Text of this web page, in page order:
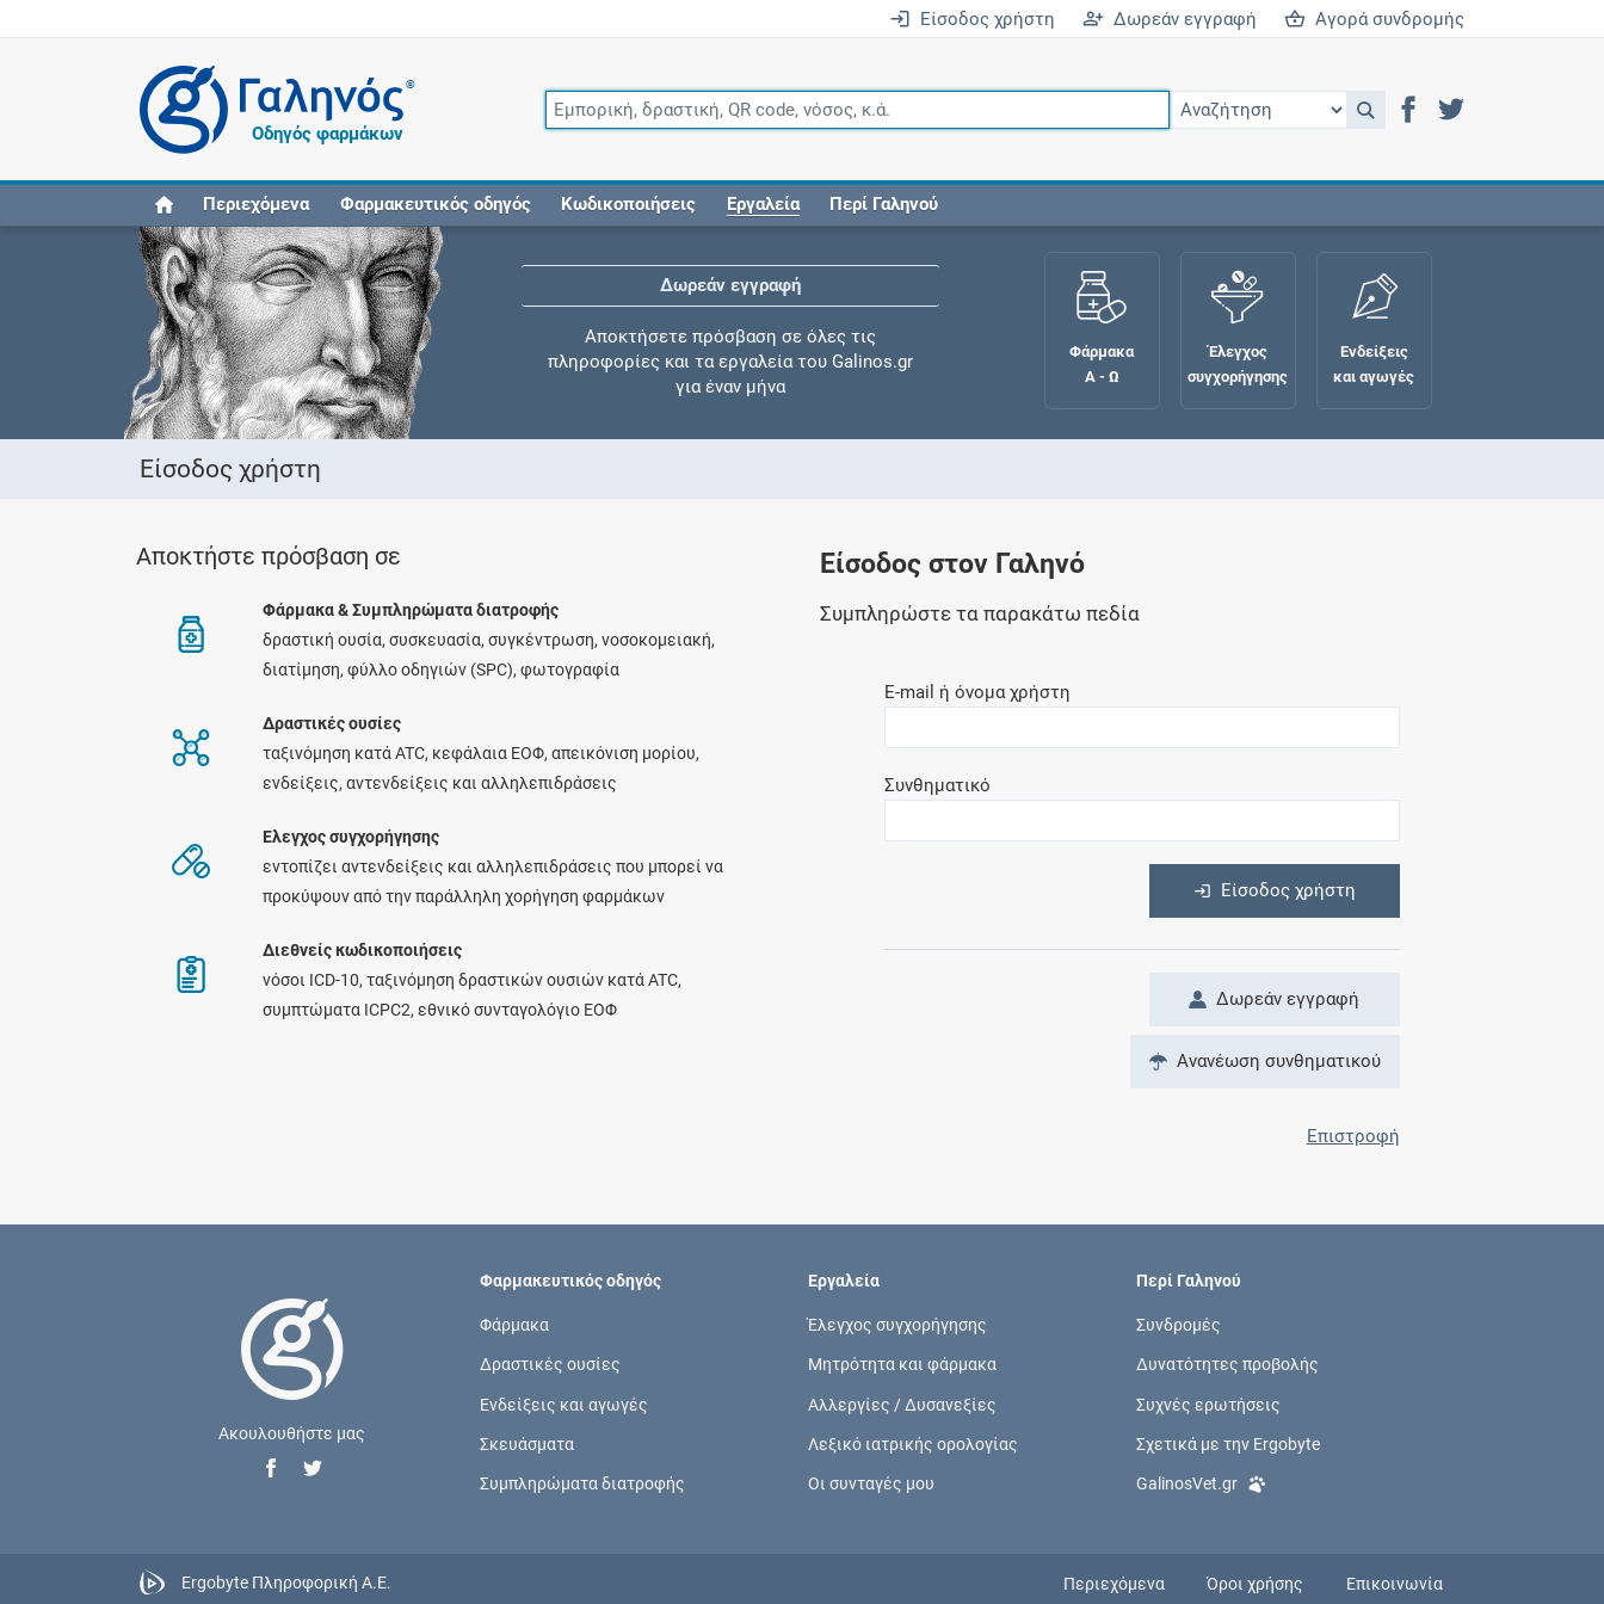
Είσοδος χρήστη Δωρεάν εγγραφή Αγορά συνδρομής
®
Οδηγός φαρμάκων
Περιεχόμενα Φαρμακευτικός οδηγός Κωδικοποιήσεις Εργαλεία Περί Γαληνού
Δωρεάν εγγραφή
Αποκτήσετε πρόσβαση σε όλες τις
πληροφορίες και τα εργαλεία του Galinos.gr
για έναν μήνα
Ελέγξτε την αγωγή σας για αντενδείξεις και
Αποθηκεύστε τις συνταγές σας και
μοιραστείτε τις εύκολα και με ασφάλεια
Ενημερωθείτε για την ασφάλεια χορήγησης
ενός φαρμάκου κατά τη διάρκεια της
επιπλέον παροχές των συνδρομητικών
Ενδείξεις και αγωγές
νόσους, συμπτώματα και ιατρικές πράξεις
Φάρμακα
Α - Ω
Έλεγχος
συγχορήγησης
Ενδείξεις
και αγωγές
Είσοδος χρήστη
Αποκτήστε πρόσβαση σε
Φάρμακα & Συμπληρώματα διατροφής
δραστική ουσία, συσκευασία, συγκέντρωση, νοσοκομειακή,
διατίμηση, φύλλο οδηγιών (SPC), φωτογραφία
Δραστικές ουσίες
ταξινόμηση κατά ATC, κεφάλαια ΕΟΦ, απεικόνιση μορίου,
ενδείξεις, αντενδείξεις και αλληλεπιδράσεις
Ελεγχος συγχορήγησης
εντοπίζει αντενδείξεις και αλληλεπιδράσεις που μπορεί να
προκύψουν από την παράλληλη χορήγηση φαρμάκων
Διεθνείς κωδικοποιήσεις
νόσοι ICD-10, ταξινόμηση δραστικών ουσιών κατά ATC,
συμπτώματα ICPC2, εθνικό συνταγολόγιο ΕΟΦ
Είσοδος στον Γαληνό
Συμπληρώστε τα παρακάτω πεδία
E-mail ή όνομα χρήστη
Συνθηματικό
Είσοδος χρήστη
Δωρεάν εγγραφή
Ανανέωση συνθηματικού
Επιστροφή
Ακουλουθήστε μας
Φαρμακευτικός οδηγός
Φάρμακα
Δραστικές ουσίες
Ενδείξεις και αγωγές
Σκευάσματα
Συμπληρώματα διατροφής
Εργαλεία
Έλεγχος συγχορήγησης
Μητρότητα και φάρμακα
Αλλεργίες / Δυσανεξίες
Λεξικό ιατρικής ορολογίας
Οι συνταγές μου
Περί Γαληνού
Συνδρομές
Δυνατότητες προβολής
Συχνές ερωτήσεις
Σχετικά με την Ergobyte
GalinosVet.gr
Ergobyte Πληροφορική Α.Ε. Περιεχόμενα Όροι χρήσης Επικοινωνία